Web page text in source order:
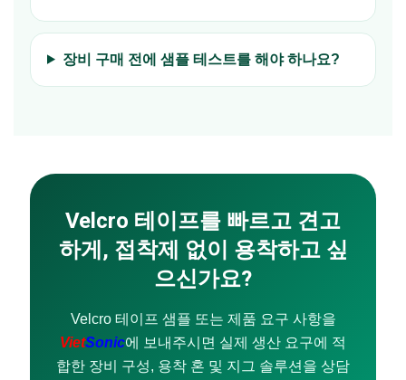
장비 구매 전에 샘플 테스트를 해야 하나요?
Velcro 테이프를 빠르고 견고
하게, 접착제 없이 용착하고 싶
으신가요?
Velcro 테이프 샘플 또는 제품 요구 사항을
VietSonic에 보내주시면 실제 생산 요구에 적
합한 장비 구성, 용착 혼 및 지그 솔루션을 상담